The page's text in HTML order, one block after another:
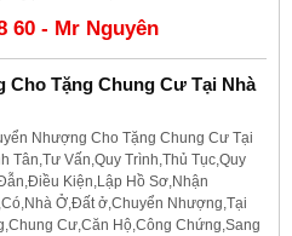
60 - Mr Nguyên
Tặng Chung Cư Tại Nhà
Nhượng Cho Tặng Chung Cư Tại
Tân,Tư Vấn,Quy Trình,Thủ Tục,Quy
Kiện,Lập Hồ Sơ,Nhận
Ở,Đất ở,Chuyển Nhượng,Tại
Cư,Căn Hộ,Công Chứng,Sang